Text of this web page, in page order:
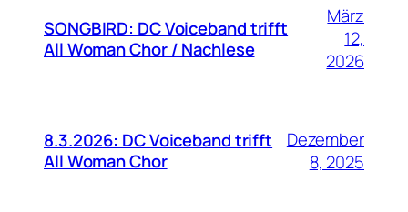
SONGBIRD: DC Voiceband trifft
All Woman Chor / Nachlese
März
12,
2026
8.3.2026: DC Voiceband trifft
All Woman Chor
Dezember
8, 2025